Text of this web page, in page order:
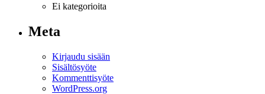
Ei kategorioita
Meta
Kirjaudu sisään
Sisältösyöte
Kommenttisyöte
WordPress.org